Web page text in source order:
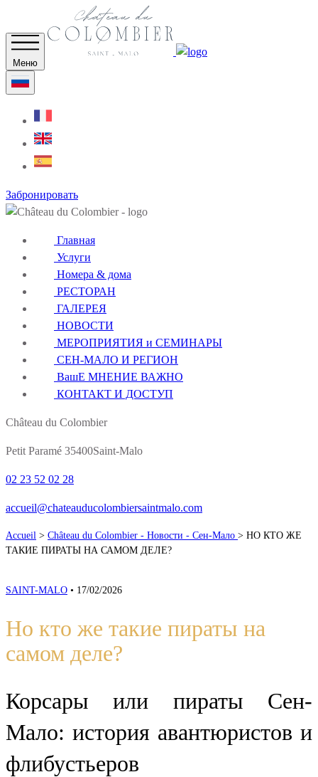
Меню
Забронировать
Главная
Услуги
Номера & дома
РЕСТОРАН
ГАЛЕРЕЯ
НОВОСТИ
МЕРОПРИЯТИЯ и СЕМИНАРЫ
СЕН-МАЛО И РЕГИОН
ВашЕ МНЕНИЕ ВАЖНО
КОНТАКТ И ДОСТУП
Château du Colombier
Petit Paramé 35400Saint-Malo
02 23 52 02 28
accueil@chateauducolombiersaintmalo.com
Accueil > Château du Colombier - Новости - Сен-Мало > НО КТО ЖЕ
ТАКИЕ ПИРАТЫ НА САМОМ ДЕЛЕ?
SAINT-MALO • 17/02/2026
Но кто же такие пираты на
самом деле?
Корсары или пираты Сен-
Мало: история авантюристов и
флибустьеров